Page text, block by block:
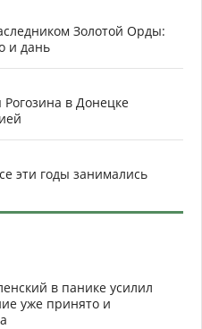
Золотой Орды:
и дань
в Донецке
эти годы занимались
в панике усилил
уже принято и